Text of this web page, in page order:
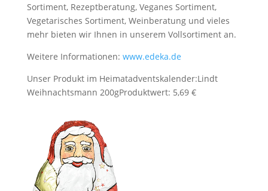
Sortiment, Rezeptberatung, Veganes Sortiment,
Vegetarisches Sortiment, Weinberatung und vieles
mehr bieten wir Ihnen in unserem Vollsortiment an.
Weitere Informationen: www.edeka.de
Unser Produkt im Heimatadventskalender:Lindt
Weihnachtsmann 200gProduktwert: 5,69 €